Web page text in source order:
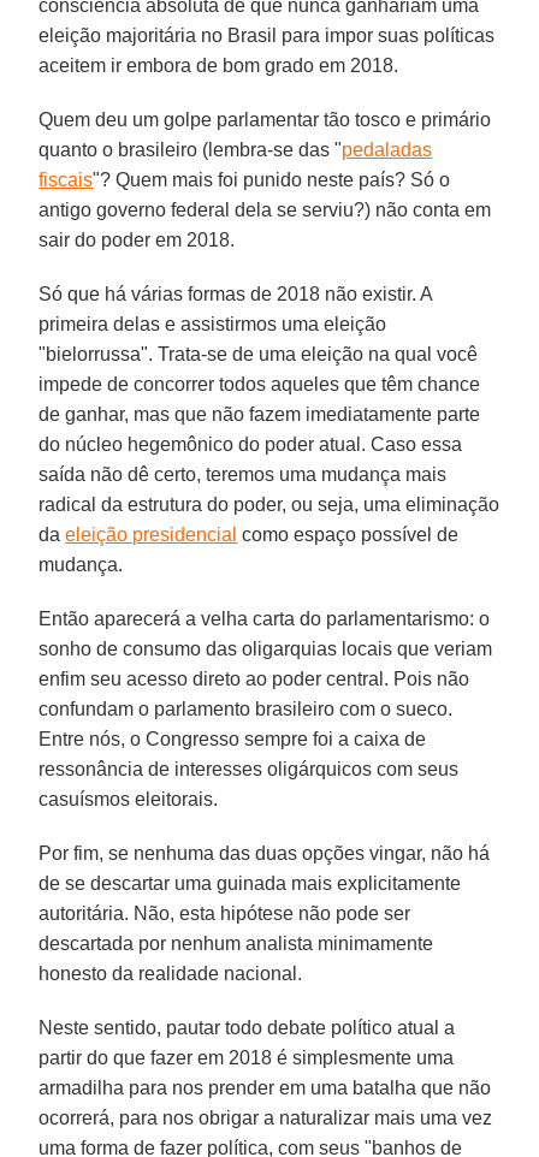
consciência absoluta de que nunca ganhariam uma
eleição majoritária no Brasil para impor suas políticas
aceitem ir embora de bom grado em 2018.
Quem deu um golpe parlamentar tão tosco e primário
quanto o brasileiro (lembra-se das "pedaladas
fiscais"? Quem mais foi punido neste país? Só o
antigo governo federal dela se serviu?) não conta em
sair do poder em 2018.
Só que há várias formas de 2018 não existir. A
primeira delas e assistirmos uma eleição
"bielorrussa". Trata-se de uma eleição na qual você
impede de concorrer todos aqueles que têm chance
de ganhar, mas que não fazem imediatamente parte
do núcleo hegemônico do poder atual. Caso essa
saída não dê certo, teremos uma mudança mais
radical da estrutura do poder, ou seja, uma eliminação
daeleição presidencial como espaço possível de
mudança.
Então aparecerá a velha carta do parlamentarismo: o
sonho de consumo das oligarquias locais que veriam
enfim seu acesso direto ao poder central. Pois não
confundam o parlamento brasileiro com o sueco.
Entre nós, o Congresso sempre foi a caixa de
ressonância de interesses oligárquicos com seus
casuísmos eleitorais.
Por fim, se nenhuma das duas opções vingar, não há
de se descartar uma guinada mais explicitamente
autoritária. Não, esta hipótese não pode ser
descartada por nenhum analista minimamente
honesto da realidade nacional.
Neste sentido, pautar todo debate político atual a
partir do que fazer em 2018 é simplesmente uma
armadilha para nos prender em uma batalha que não
ocorrerá, para nos obrigar a naturalizar mais uma vez
uma forma de fazer política, com seus "banhos de